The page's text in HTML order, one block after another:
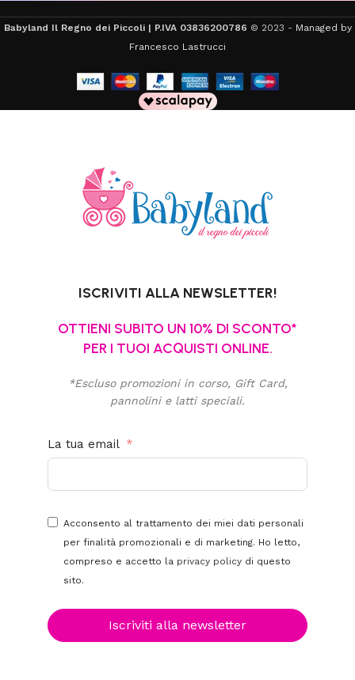
Babyland Il Regno dei Piccoli | P.IVA 03836200786 © 2023 - Managed by
Francesco Lastrucci
ISCRIVITI ALLA NEWSLETTER!
OTTIENI SUBITO UN 10% DI SCONTO*
PER I TUOI ACQUISTI ONLINE.
*Escluso promozioni in corso, Gift Card,
pannolini e latti speciali.
La tua email
Acconsento al trattamento dei miei dati personali
per finalità promozionali e di marketing. Ho letto,
compreso e accetto la privacy policy di questo
sito.
Iscriviti alla newsletter